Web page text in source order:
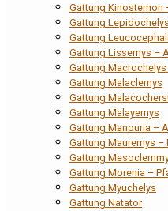
Gattung Kinosternon
Gattung Lepidochelys
Gattung
Gattung Lissemys –
Gattung
Gattung Malaclemys
Gattung
Gattung Malayemys
Gattung Manouria –
Gattung Mauremys –
Gattung
Gattung Morenia –
Gattung Myuchelys
Gattung Natator